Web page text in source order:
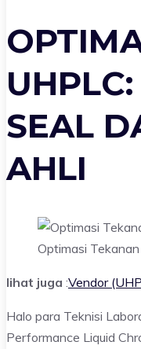
SEAL
AHLI
Optimasi
lihat juga :Vendor
Halo para Teknisi
Performance Liquid